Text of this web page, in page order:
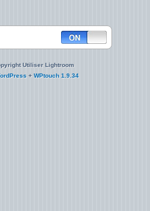
Utiliser Lightroom
+ WPtouch 1.9.34